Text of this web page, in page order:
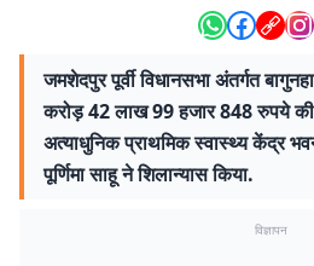
जमशेदपुर पूर्वी विधानसभा अंतर्गत
करोड़ 42 लाख 99 हजार 848 रुपये
अत्याधुनिक प्राथमिक स्वास्थ्य केंद्र
पूर्णिमा साहू ने शिलान्यास किया.
विज्ञापन